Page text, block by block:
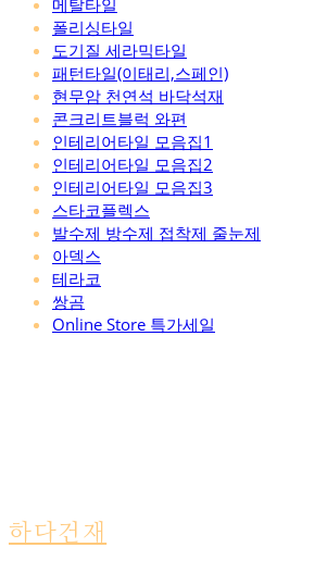
폴리싱타일
도기질 세라믹타일
패턴타일(이태리,스페인)
현무암 천연석 바닥석재
콘크리트블럭 와편
인테리어타일 모음집1
인테리어타일 모음집2
인테리어타일 모음집3
스타코플렉스
발수제 방수제 접착제 줄눈제
아덱스
테라코
쌍곰
Online Store 특가세일
하다건재